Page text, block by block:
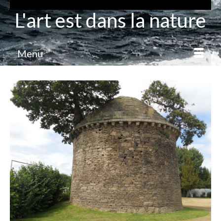
L'art est dans la nature
Menu